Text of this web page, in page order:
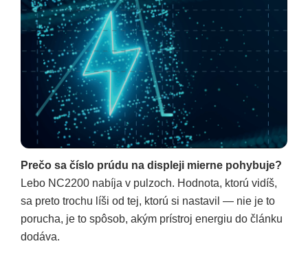
Prečo sa číslo prúdu na displeji mierne pohybuje?
Lebo NC2200 nabíja v pulzoch. Hodnota, ktorú vidíš,
sa preto trochu líši od tej, ktorú si nastavil — nie je to
porucha, je to spôsob, akým prístroj energiu do článku
dodáva.